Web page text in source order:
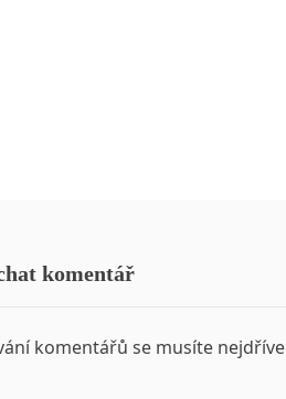
komentář
komentářů se musíte nejdříve